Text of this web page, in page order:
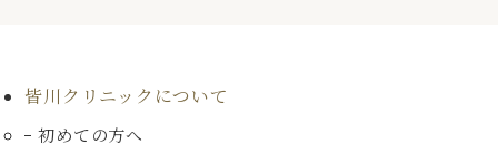
皆川クリニックについて
初めての方へ